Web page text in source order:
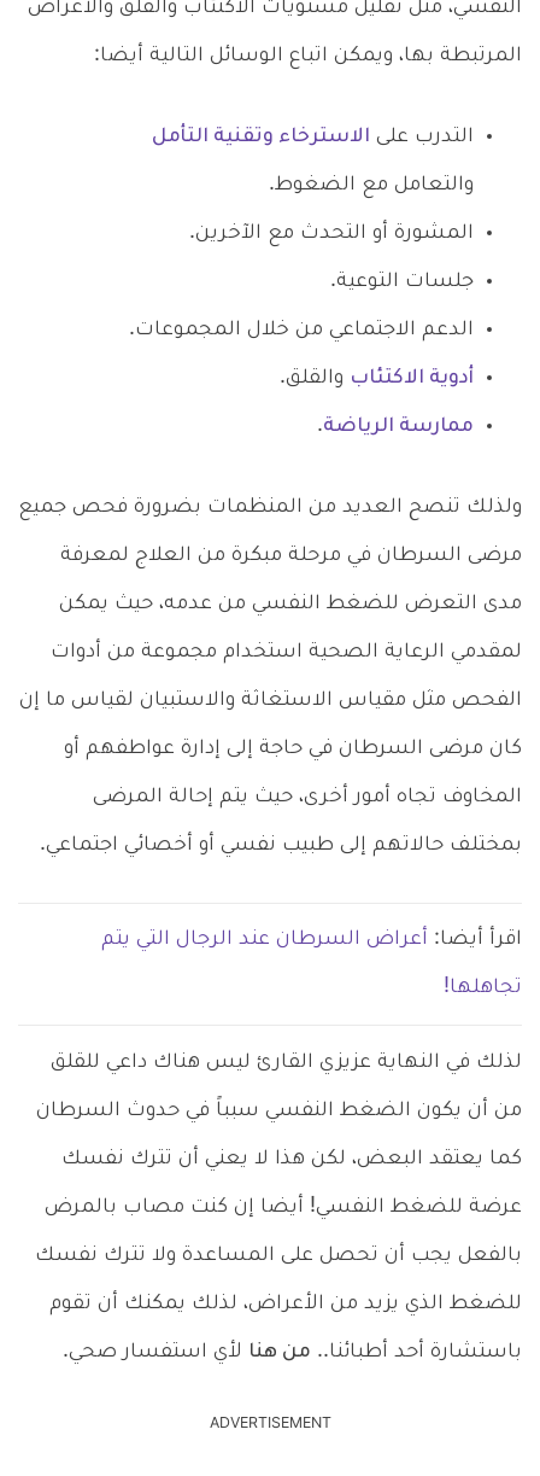
النفسي، مثل تقليل مستويات الاكتئاب والقلق والأعراض
المرتبطة بها، ويمكن اتباع الوسائل التالية أيضا:
التدرب على الاسترخاء وتقنية التأمل
والتعامل مع الضغوط.
المشورة أو التحدث مع الآخرين.
جلسات التوعية.
الدعم الاجتماعي من خلال المجموعات.
أدوية الاكتئاب والقلق.
ممارسة الرياضة.
ولذلك تنصح العديد من المنظمات بضرورة فحص جميع
مرضى السرطان في مرحلة مبكرة من العلاج لمعرفة
مدى التعرض للضغط النفسي من عدمه، حيث يمكن
لمقدمي الرعاية الصحية استخدام مجموعة من أدوات
الفحص مثل مقياس الاستغاثة والاستبيان لقياس ما إن
كان مرضى السرطان في حاجة إلى إدارة عواطفهم أو
المخاوف تجاه أمور أخرى، حيث يتم إحالة المرضى
بمختلف حالاتهم إلى طبيب نفسي أو أخصائي اجتماعي.
اقرأ أيضا: أعراض السرطان عند الرجال التي يتم
تجاهلها!
لذلك في النهاية عزيزي القارئ ليس هناك داعي للقلق
من أن يكون الضغط النفسي سبباً في حدوث السرطان
كما يعتقد البعض، لكن هذا لا يعني أن تترك نفسك
عرضة للضغط النفسي! أيضا إن كنت مصاب بالمرض
بالفعل يجب أن تحصل على المساعدة ولا تترك نفسك
للضغط الذي يزيد من الأعراض، لذلك يمكنك أن تقوم
باستشارة أحد أطبائنا.. من هنا لأي استفسار صحي.
ADVERTISEMENT